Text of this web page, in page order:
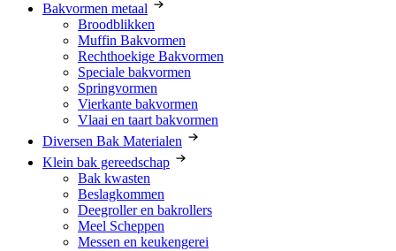
Bakvormen metaal
Broodblikken
Muffin Bakvormen
Rechthoekige Bakvormen
Speciale bakvormen
Springvormen
Vierkante bakvormen
Vlaai en taart bakvormen
Diversen Bak Materialen
Klein bak gereedschap
Bak kwasten
Beslagkommen
Deegroller en bakrollers
Meel Scheppen
Messen en keukengerei